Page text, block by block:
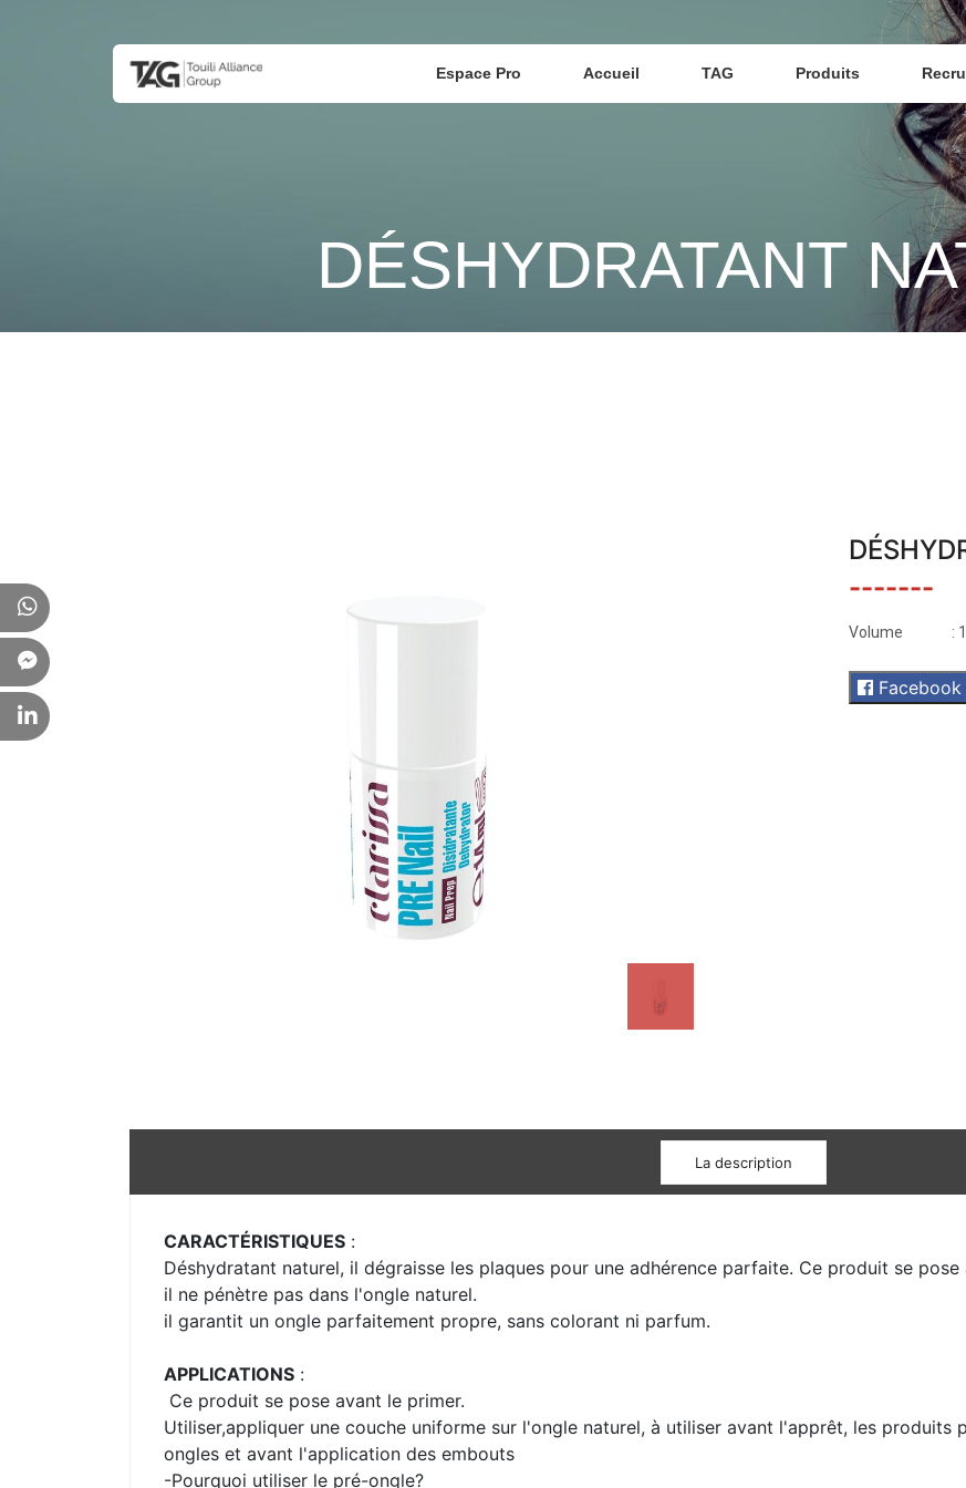
Espace Pro Accueil TAG Produits
DÉSHYDRATANT
-------
Volume :
Facebook
La description
CARACTÉRISTIQUES :
Déshydratant naturel, il dégraisse les plaques pour une adhérence parfaite. Ce produit se pose
il ne pénètre pas dans l'ongle naturel.
il garantit un ongle parfaitement propre, sans colorant ni parfum.
APPLICATIONS :
Ce produit se pose avant le primer.
Utiliser,appliquer une couche uniforme sur l'ongle naturel, à utiliser avant l'apprêt, les produits
ongles et avant l'application des embouts
-Pourquoi utiliser le pré-ongle?